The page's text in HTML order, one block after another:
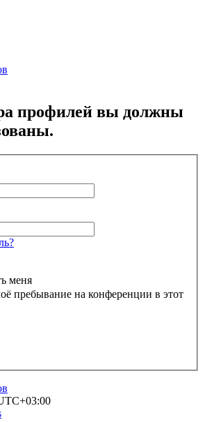
профилей вы должны
меня
пребывание на конференции в этот